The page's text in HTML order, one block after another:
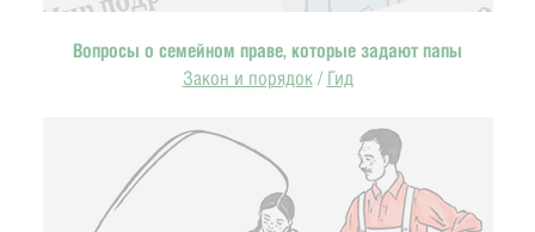
Вопросы о семейном праве, которые задают папы
Закон и порядок/ Гид